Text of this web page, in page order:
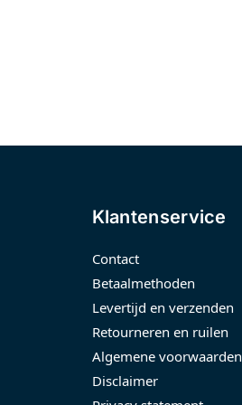
Klantenservice
Contact
Betaalmethoden
Levertijd en verzenden
Retourneren en ruilen
Algemene voorwaarden
Disclaimer